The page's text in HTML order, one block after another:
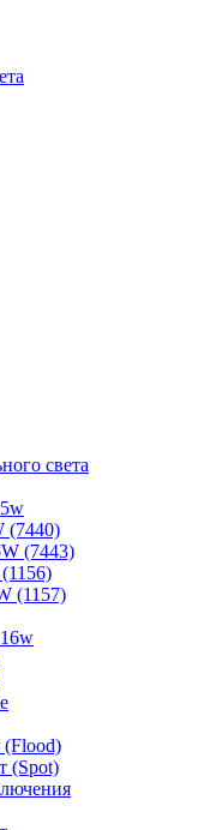
света
(7440)
(7443)
(1157)
(Flood)
(Spot)